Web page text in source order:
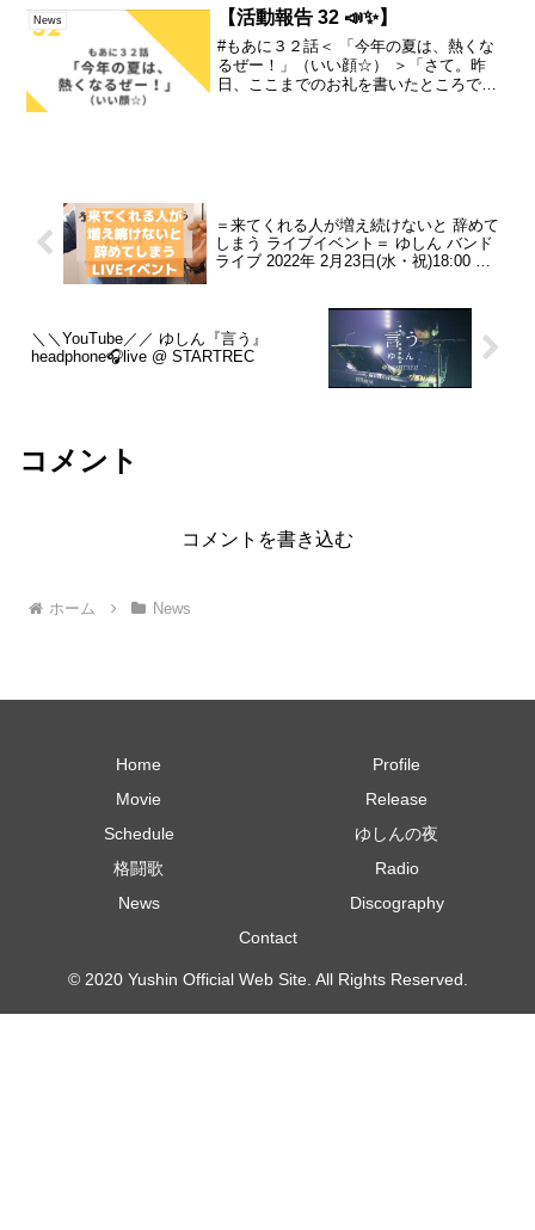
ホンマ ヒデアキ ピアノ 山本 義則（...
News 【活動報告 32 📣✨】
#もあに３２話＜ 「今年の夏は、熱くな
るぜー！」（いい顔☆） ＞「さて。昨
日、ここまでのお礼を書いたところです
＝来てくれる人が増え続けないと 辞めて
しまう ライブイベント＝ ゆしん バンド
ライブ 2022年 2月23日(水・祝)18:00 ス
＼＼YouTube／／ ゆしん『言う』
headphone🎧live @ STARTREC
コメント
コメントを書き込む
ホーム News
Home
Profile
Movie
Release
Schedule
ゆしんの夜
格闘歌
Radio
News
Discography
Contact
© 2020 Yushin Official Web Site. All Rights Reserved.